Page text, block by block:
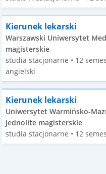
Kierunek lekarski
Warszawski Uniwersytet
magisterskie
studia stacjonarne • 12
angielski
Kierunek lekarski
Uniwersytet Warmińsko-
jednolite magisterskie
studia stacjonarne • 12